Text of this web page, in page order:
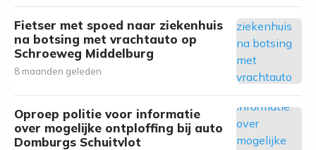
Fietser met spoed naar ziekenhuis
na botsing met vrachtauto op
Schroeweg Middelburg
8 maanden geleden
Oproep politie voor informatie
over mogelijke ontploffing bij auto
Domburgs Schuitvlot